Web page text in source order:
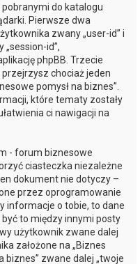
do katalogu
Pierwsze dwa
zwany „user-id” i
id”,
phpBB. Trzecie
chociaż jeden
pomysł na biznes”.
które tematy zostały
ci nawigacji na
- forum biznesowe
ciasteczka niezależne
dokument nie dotyczy –
przez oprogramowanie
informacje o tobie, to dane
to między innymi posty
użytkownik zwane dalej
założone na „Biznes
biznes” zwane dalej „twoje